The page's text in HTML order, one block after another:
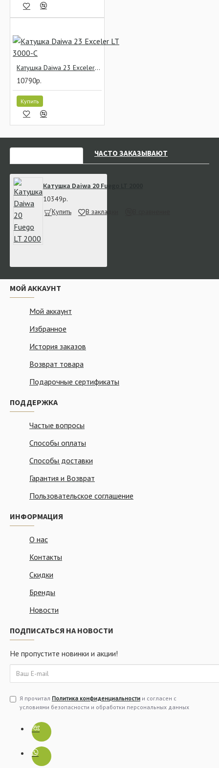
Катушка Daiwa 23 Exceler LT 3000-C
10790р.
Купить
ЧАСТО ЗАКАЗЫВАЮТ
Катушка Daiwa 20 Fuego LT 2000
10349р.
Купить
В закладки
МОЙ АККАУНТ
Мой аккаунт
Избранное
История заказов
Возврат товара
Подарочные сертификаты
ПОДДЕРЖКА
Частые вопросы
Способы оплаты
Способы доставки
Гарантия и Возврат
Пользовательское соглашение
ИНФОРМАЦИЯ
О нас
Контакты
Скидки
Бренды
Новости
ПОДПИСАТЬСЯ НА НОВОСТИ
Не пропустите новинки и акции!
Я прочитал Политика конфиденциальности и согласен с
условиями безопасности и обработки персональных данных